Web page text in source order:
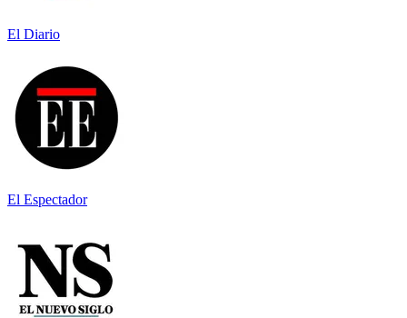
El Diario
El Espectador